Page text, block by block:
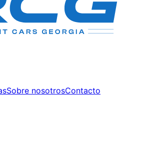
Sobre nosotrosContacto